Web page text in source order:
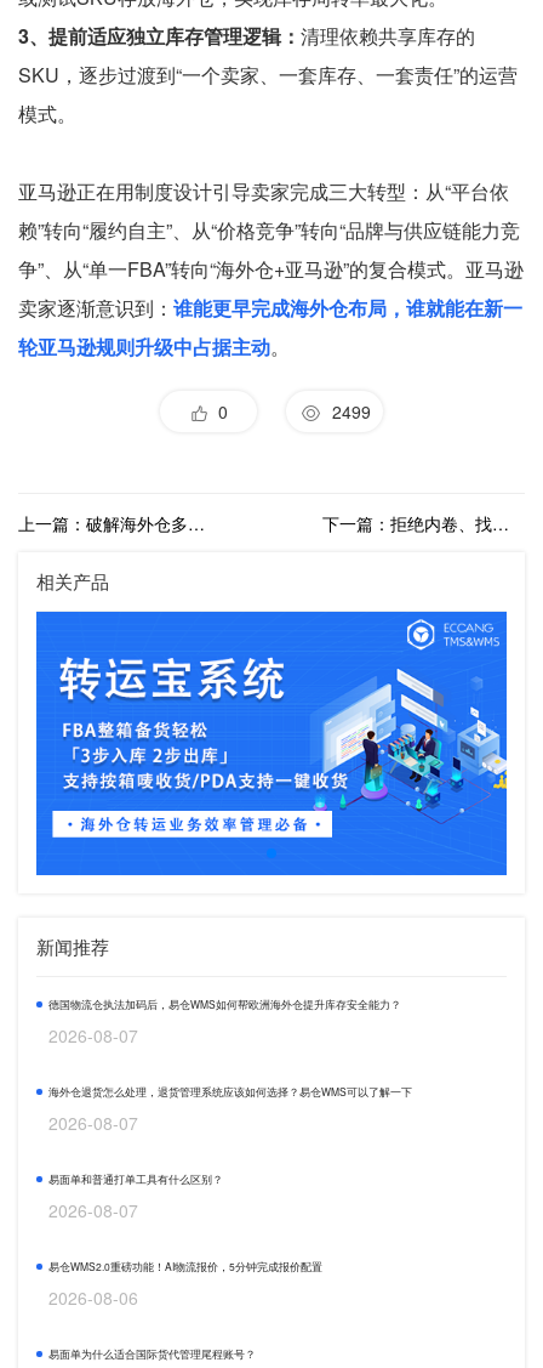
3、提前适应独立库存管理逻辑： 清理依赖共享库存的
SKU，逐步过渡到“一个卖家、一套库存、一套责任”的运营
模式。
亚马逊正在用制度设计引导卖家完成三大转型：从“平台依
赖”转向“履约自主”、从“价格竞争”转向“品牌与供应链能力竞
争”、从“单一FBA”转向“海外仓+亚马逊”的复合模式。亚马逊
卖家逐渐意识到： 谁能更早完成海外仓布局，谁就能在新一
轮亚马逊规则升级中占据主动。
0 2499
上一篇：破解海外仓多币种结算难题，海外仓系统让业务算得明、走得稳 下一篇：拒绝内卷、找准定位，如何用一套海外仓系统打造行业差异化！
相关产品
新闻推荐
德国物流仓执法加码后，易仓WMS如何帮欧洲海外仓提升库存安全能力？
2026-08-07
海外仓退货怎么处理，退货管理系统应该如何选择？易仓WMS可以了解一下
2026-08-07
易面单和普通打单工具有什么区别？
2026-08-07
易仓WMS2.0重磅功能！AI物流报价，5分钟完成报价配置
2026-08-06
易面单为什么适合国际货代管理尾程账号？